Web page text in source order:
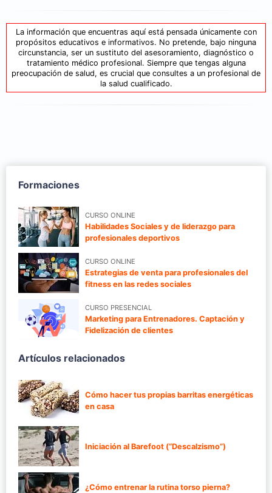
La información que encuentras aquí está pensada únicamente con
propósitos educativos e informativos. No pretende, bajo ninguna
circunstancia, ser un sustituto del asesoramiento, diagnóstico o
tratamiento médico profesional. Siempre que tengas alguna
preocupación de salud, es crucial que consultes a un profesional de
la salud cualificado.
Formaciones
CURSO ONLINE
Habilidades Sociales y de liderazgo para
profesionales deportivos
CURSO ONLINE
Estrategias de venta para profesionales del
fitness en las redes sociales
CURSO PRESENCIAL
Marketing para Entrenadores. Captación y
Fidelización de clientes
Artículos relacionados
Cómo hacer tus propias barritas energéticas
en casa
Iniciación al Barefoot (“Descalzismo”)
¿Cómo entrenar la rutina torso pierna?